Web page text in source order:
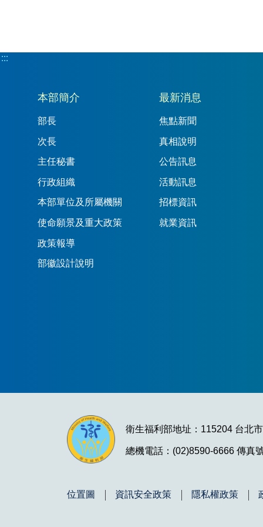
:::
:::
本部簡介
部長
次長
主任秘書
行政組織
本部單位及所屬機關
使命願景及重大政策
政策報導
部徽設計說明
最新消息
焦點新聞
真相說明
公告訊息
活動訊息
招標資訊
就業資訊
衛生福利部地址：115204 台北
總機電話：(02)8590-6666 傳真
位置圖 資訊安全政策 隱私權政策